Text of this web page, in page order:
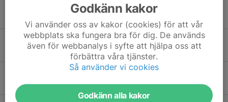
Körschema onsdagar
13 jan, 19:40 0
Vinnare av första internmatchen 2026🏆
3 jan, 17:34 0
Godkänn kakor
Vi använder oss av kakor (cookies) för att vår
webbplats ska fungera bra för dig. De används
även för webbanalys i syfte att hjälpa oss att
förbättra våra tjänster.
Så använder vi cookies
Godkänn alla kakor